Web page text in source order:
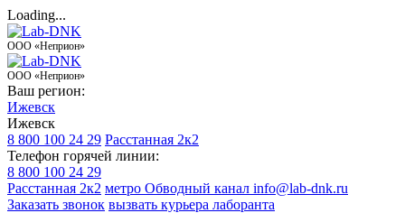
Loading...
ООО «Неприон»
ООО «Неприон»
Ваш регион:
Ижевск
Ижевск
8 800 100 24 29 Расстанная 2к2
Телефон горячей линии:
8 800 100 24 29
Расстанная 2к2 метро Обводный канал info@lab-dnk.ru
Заказать звонок вызвать курьера лаборанта